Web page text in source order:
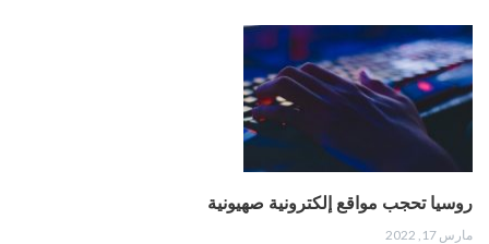
روسيا تحجب مواقع إلكترونية صهيونية
مارس 17, 2022